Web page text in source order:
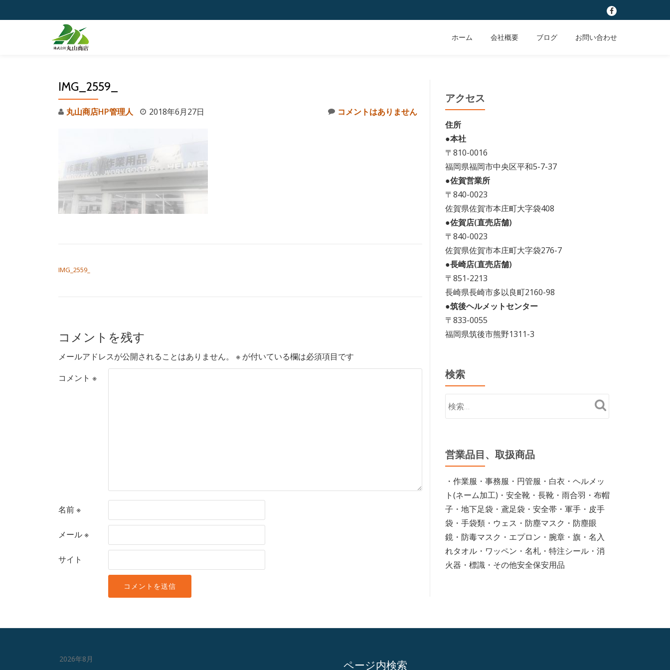
fa-
ホーム 会社概要 ブログ お問い合わせ
IMG_2559_
丸山商店HP管理人 2018年6月27日 コメントはありません
IMG_2559_
コメントを残す
メールアドレスが公開されることはありません。 ※ が付いている欄は必須項目です
コメント ※
名前※
メール※
サイト
アクセス
住所
●本社
〒810-0016
福岡県福岡市中央区平和5-7-37
●佐賀営業所
〒840-0023
佐賀県佐賀市本庄町大字袋408
●佐賀店(直売店舗)
〒840-0023
佐賀県佐賀市本庄町大字袋276-7
●長崎店(直売店舗)
〒851-2213
長崎県長崎市多以良町2160-98
●筑後ヘルメットセンター
〒833-0055
福岡県筑後市熊野1311-3
検索
営業品目、取扱商品
・作業服・事務服・円管服・白衣・ヘルメッ
ト(ネーム加工)・安全靴・長靴・雨合羽・布帽
子・地下足袋・鳶足袋・安全帯・軍手・皮手
袋・手袋類・ウェス・防塵マスク・防塵眼
鏡・防毒マスク・エプロン・腕章・旗・名入
れタオル・ワッペン・名札・特注シール・消
火器・標識・その他安全保安用品
2026年8月 ページ内検索